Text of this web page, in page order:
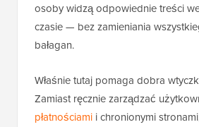
osoby widzą odpowiednie treści
czasie — bez zamieniania
bałagan.
Właśnie tutaj pomaga dobra
Zamiast ręcznie zarządzać
płatnościami i chronionymi